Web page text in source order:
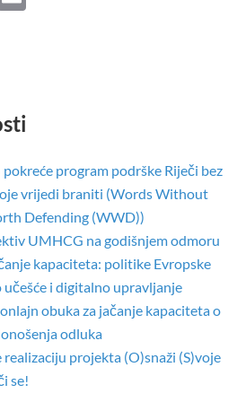
program podrške Riječi bez
vrijedi braniti (Words Without
Defending (WWD))
UMHCG na godišnjem odmoru
kapaciteta: politike Evropske
i digitalno upravljanje
obuka za jačanje kapaciteta o
odluka
projekta (O)snaži (S)voje
se!